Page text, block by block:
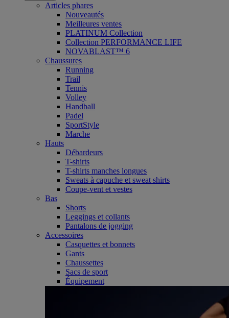
Articles phares
Nouveautés
Meilleures ventes
PLATINUM Collection
Collection PERFORMANCE LIFE
NOVABLAST™ 6
Chaussures
Running
Trail
Tennis
Volley
Handball
Padel
SportStyle
Marche
Hauts
Débardeurs
T-shirts
T-shirts manches longues
Sweats à capuche et sweat shirts
Coupe-vent et vestes
Bas
Shorts
Leggings et collants
Pantalons de jogging
Accessoires
Casquettes et bonnets
Gants
Chaussettes
Sacs de sport
Équipement